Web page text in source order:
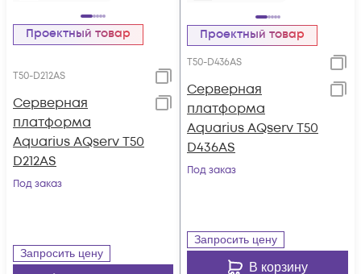
Проектный товар
T50-D212AS
Серверная
платформа
Aquarius AQserv T50
D212AS
Под заказ
Запросить цену
Проектный товар
T50-D436AS
Серверная
платформа
Aquarius AQserv T50
D436AS
Под заказ
Запросить цену
В корзину